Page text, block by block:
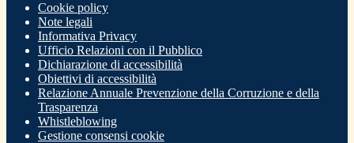
Cookie policy
Note legali
Informativa Privacy
Ufficio Relazioni con il Pubblico
Dichiarazione di accessibilità
Obiettivi di accessibilità
Relazione Annuale Prevenzione della Corruzione e della
Trasparenza
Whistleblowing
Gestione consensi cookie